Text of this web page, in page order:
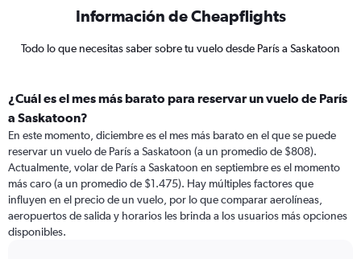
Información de Cheapflights
Todo lo que necesitas saber sobre tu vuelo desde París a Saskatoon
¿Cuál es el mes más barato para reservar un vuelo de París
a Saskatoon?
En este momento, diciembre es el mes más barato en el que se puede
reservar un vuelo de París a Saskatoon (a un promedio de $808).
Actualmente, volar de París a Saskatoon en septiembre es el momento
más caro (a un promedio de $1.475). Hay múltiples factores que
influyen en el precio de un vuelo, por lo que comparar aerolíneas,
aeropuertos de salida y horarios les brinda a los usuarios más opciones
disponibles.